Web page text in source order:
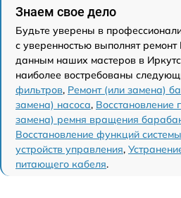
Знаем свое дело
Будьте уверены в
с уверенностью выполнят
данным наших мастеров в
наиболее востребованы
фильтров, Ремонт (или замена)
замена) насоса, Восстановление
замена) ремня вращения
Восстановление функций
устройств управления,
питающего кабеля.